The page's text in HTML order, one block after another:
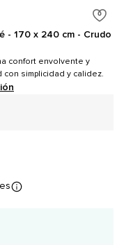
- 170 x 240 cm - Crudo
confort envolvente y
simplicidad y calidez.